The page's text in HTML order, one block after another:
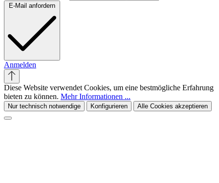
E-Mail anfordern
Anmelden
Diese Website verwendet Cookies, um eine bestmögliche Erfahrung
bieten zu können. Mehr Informationen ...
Nur technisch notwendige Konfigurieren Alle Cookies akzeptieren